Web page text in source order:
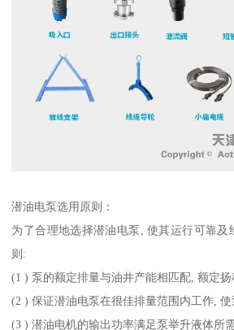
潜油电泵选用原则：
为了合理地选择潜油电泵, 使其运行可靠及
则:
(1 ) 泵的额定排量与油井产能相匹配, 额定
(2 ) 保证潜油电泵在很佳排量范围内工作,
(3 ) 潜油电机的输出功率满足泵举升液体所